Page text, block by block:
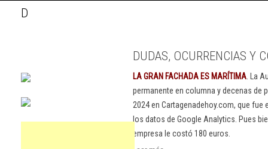
D
DUDAS, OCURRENCIAS Y
LA GRAN FACHADA ES MARÍTIMA . La
permanente en columna y decenas
2024 en Cartagenadehoy.com, que
los datos de Google Analytics. Pues
empresa le costó 180 euros.